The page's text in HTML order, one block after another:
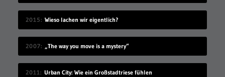
2015 Wieso lachen wir eigentlich?
2007 „The way you move is a mystery“
2011 Urban City: Wie ein Großstadtriese fühlen